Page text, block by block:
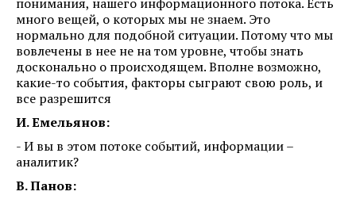
много вещей, о которых мы не знаем. Это
нормально для подобной ситуации. Потому что мы
вовлечены в нее не на том уровне, чтобы знать
досконально о происходящем. Вполне возможно,
какие-то события, факторы сыграют свою роль, и
все разрешится
И. Емельянов:
- И вы в этом потоке событий, информации –
аналитик?
В. Панов: